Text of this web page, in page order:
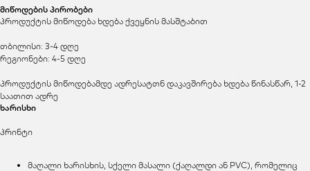
მიწოდების პირობები
პროდუქტის მიწოდება ხდება ქვეყნის მასშტაბით
თბილისი: 3-4 დღე
რეგიონები: 4-5 დღე
პროდუქტის მიწოდებამდე ადრესატთნ დაკავშირება ხდება წინასწარ, 1-2
საათით ადრე
ხარისხი
პრინტი
მაღალი ხარისხის, სქელი მასალი (ქაღალდი ან PVC), რომელიც